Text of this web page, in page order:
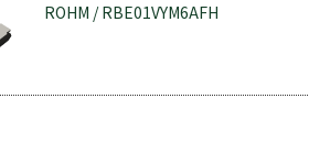
ROHM / RBE01VYM6AFH